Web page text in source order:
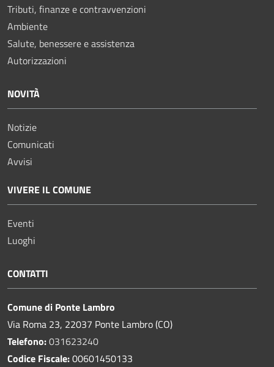
Tributi, finanze e contravvenzioni
Ambiente
Salute, benessere e assistenza
Autorizzazioni
NOVITÀ
Notizie
Comunicati
Avvisi
VIVERE IL COMUNE
Eventi
Luoghi
CONTATTI
Comune di Ponte Lambro
Via Roma 23, 22037 Ponte Lambro (CO)
Telefono:031623240
Codice Fiscale:00601450133